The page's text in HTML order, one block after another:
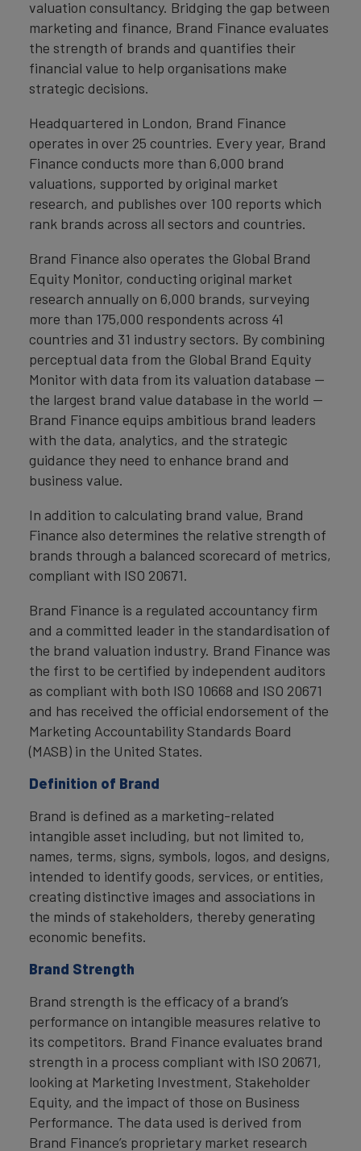
valuation consultancy. Bridging the gap between
marketing and finance, Brand Finance evaluates
the strength of brands and quantifies their
financial value to help organisations make
strategic decisions.
Headquartered in London, Brand Finance
operates in over 25 countries. Every year, Brand
Finance conducts more than 6,000 brand
valuations, supported by original market
research, and publishes over 100 reports which
rank brands across all sectors and countries.
Brand Finance also operates the Global Brand
Equity Monitor, conducting original market
research annually on 6,000 brands, surveying
more than 175,000 respondents across 41
countries and 31 industry sectors. By combining
perceptual data from the Global Brand Equity
Monitor with data from its valuation database —
the largest brand value database in the world —
Brand Finance equips ambitious brand leaders
with the data, analytics, and the strategic
guidance they need to enhance brand and
business value.
In addition to calculating brand value, Brand
Finance also determines the relative strength of
brands through a balanced scorecard of metrics,
compliant with ISO 20671.
Brand Finance is a regulated accountancy firm
and a committed leader in the standardisation of
the brand valuation industry. Brand Finance was
the first to be certified by independent auditors
as compliant with both ISO 10668 and ISO 20671
and has received the official endorsement of the
Marketing Accountability Standards Board
(MASB) in the United States.
Definition of Brand
Brand is defined as a marketing-related
intangible asset including, but not limited to,
names, terms, signs, symbols, logos, and designs,
intended to identify goods, services, or entities,
creating distinctive images and associations in
the minds of stakeholders, thereby generating
economic benefits.
Brand Strength
Brand strength is the efficacy of a brand’s
performance on intangible measures relative to
its competitors. Brand Finance evaluates brand
strength in a process compliant with ISO 20671,
looking at Marketing Investment, Stakeholder
Equity, and the impact of those on Business
Performance. The data used is derived from
Brand Finance’s proprietary market research